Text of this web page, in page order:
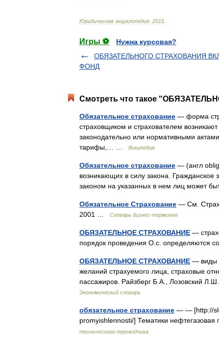
Юридическая энциклопедия 2015
Игры ⚽
Нужна курсовая?
ОБЯЗАТЕЛЬНОГО СТРАХОВАНИЯ
ФОНД
Смотреть что такое
Обязательное страхование — форма
страховщиком и страхователем
законодательно или нормативными
тарифы,… …
Википедия
Обязательное страхование — (англ
возникающих в силу закона. Гражданское
законом на указанных в нем лиц может
Обязательное Страхование — См.
2001 …
Словарь бизнес-терминов
ОБЯЗАТЕЛЬНОЕ СТРАХОВАНИЕ —
порядок проведения О.с. определяются
ОБЯЗАТЕЛЬНОЕ СТРАХОВАНИЕ — виды
желаний страхуемого лица, страховые
пассажиров. Райзберг Б.А., Лозовский
Экономический словарь
обязательное страхование — — [http://
promyishlennosti/] Тематики
технического переводчика